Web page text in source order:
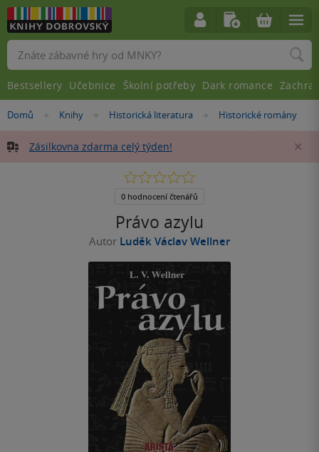
Nacházíte
zde:
Domů »
Knihy »Historická literatura »Historické romány
Zásilkovna zdarma celý týden!
Právo azylu
Autor Luděk Václav Wellner
0.0
5
0 hodnocení čtenářů
Vyhledávání
Bestsellery Učebnice Školní potřeby Dark romance